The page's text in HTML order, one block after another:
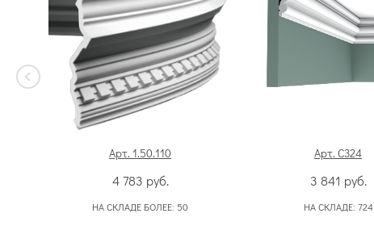
Арт. 1.50.110
4 783 руб.
НА СКЛАДЕ БОЛЕЕ: 50
Арт. C324
3 841 руб.
НА СКЛАДЕ: 724